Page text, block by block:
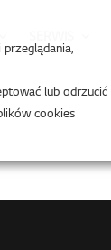
lub odrzucić
cookies